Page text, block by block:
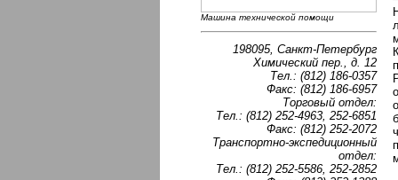
Машина технической помощи
198095, Санкт-Петербург
Химический пер., д. 12
Тел.: (812) 186-0357
Факс: (812) 186-6957
Торговый отдел:
Тел.: (812) 252-4963, 252-6851
Факс: (812) 252-2072
Транспортно-экспедиционный
отдел:
Тел.: (812) 252-5586, 252-2852